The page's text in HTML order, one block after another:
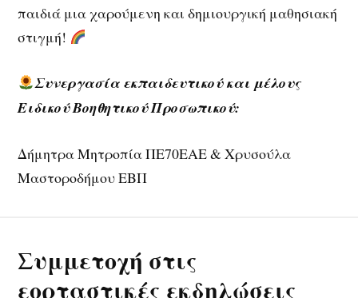
παιδιά μια χαρούμενη και δημιουργική μαθησιακή
στιγμή!
Συνεργασία εκπαιδευτικούκαι μέλους
Ειδικού Βοηθητικού Προσωπικού:
Δήμητρα Μητροπία ΠΕ70ΕΑΕ & Χρυσούλα
Μαστοροδήμου ΕΒΠ
Συμμετοχή στις
εορταστικές εκδηλώσεις